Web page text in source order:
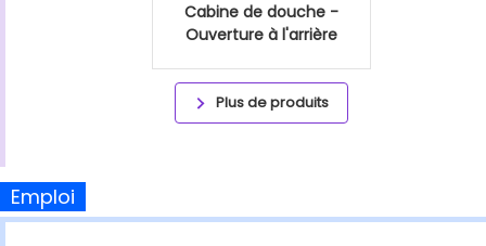
Cabine de douche -
Ouverture à l'arrière
Plus de produits
Emploi